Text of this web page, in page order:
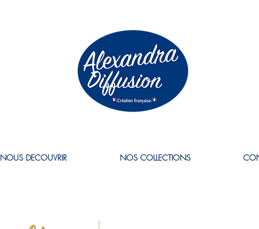
NOUS DECOUVRIR NOS COLLECTIONS